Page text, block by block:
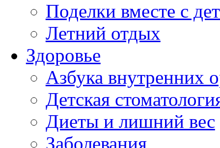
Поделки вместе с
Летний отдых
Здоровье
Азбука внутренних
Детская
Диеты и лишний вес
Заболевания